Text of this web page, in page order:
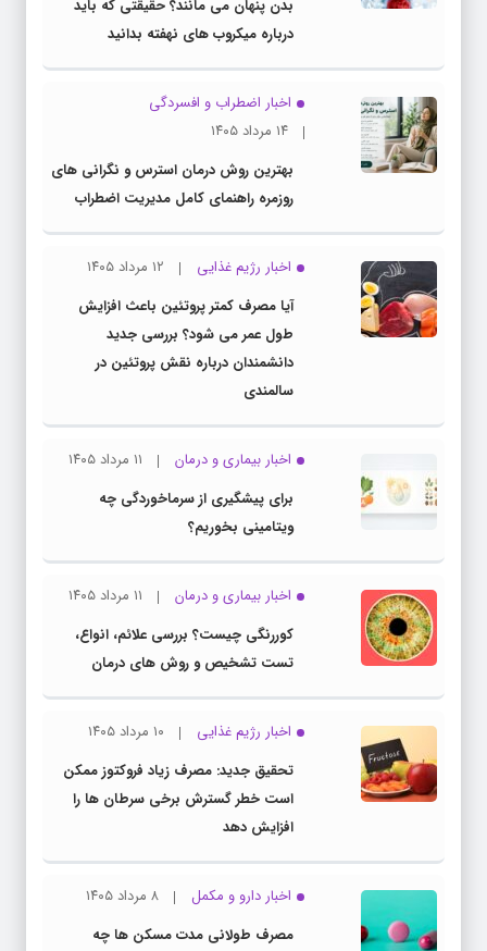
بدن پنهان می مانند؟ حقیقتی که باید
درباره میکروب های نهفته بدانید
اخبار اضطراب و افسردگی
۱۴ مرداد ۱۴۰۵
بهترین روش درمان استرس و نگرانی های
روزمره راهنمای کامل مدیریت اضطراب
اخبار رژیم غذایی
۱۲ مرداد ۱۴۰۵
آیا مصرف کمتر پروتئین باعث افزایش
طول عمر می شود؟ بررسی جدید
دانشمندان درباره نقش پروتئین در
سالمندی
اخبار بیماری و درمان
۱۱ مرداد ۱۴۰۵
برای پیشگیری از سرماخوردگی چه
ویتامینی بخوریم؟
اخبار بیماری و درمان
۱۱ مرداد ۱۴۰۵
کوررنگی چیست؟ بررسی علائم، انواع،
تست تشخیص و روش های درمان
اخبار رژیم غذایی
۱۰ مرداد ۱۴۰۵
تحقیق جدید: مصرف زیاد فروکتوز ممکن
است خطر گسترش برخی سرطان ها را
افزایش دهد
اخبار دارو و مکمل
۸ مرداد ۱۴۰۵
مصرف طولانی مدت مسکن ها چه